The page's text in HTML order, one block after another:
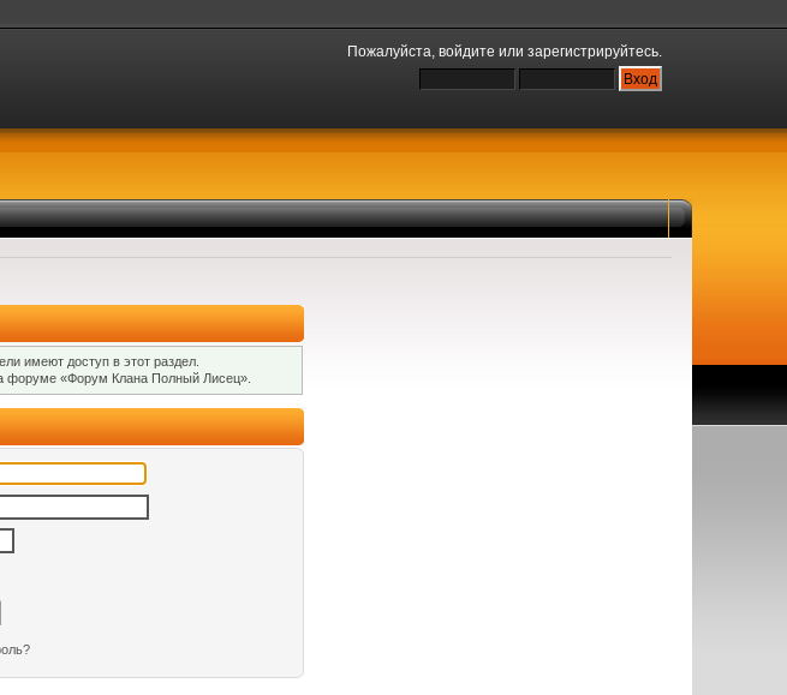
Пожалуйста, войдите или зарегистрируйтесь.
имеют доступ в этот раздел.
форуме «Форум Клана Полный Лисец».